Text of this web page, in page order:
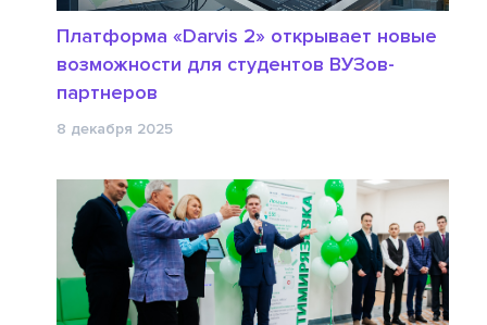
Платформа «Darvis 2» открывает новые
возможности для студентов ВУЗов-
партнеров
8 декабря 2025